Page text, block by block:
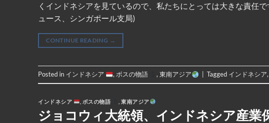
くインドネシアを見ているので、私たちにとっては大きな責任
ュース、シンガポール支局)
CONTINUE READING →
Posted in インドネシア ,ボスの物語 ,東南アジア Tagged インドネシア,
インドネシア ボスの物語 ,東南アジア
ジョコウィ大統領、インドネシア産業